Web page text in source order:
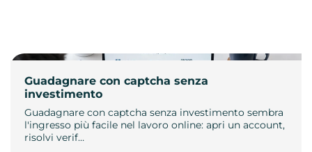
Guadagnare con captcha senza
investimento
Guadagnare con captcha senza investimento sembra
l'ingresso più facile nel lavoro online: apri un account,
risolvi verif…